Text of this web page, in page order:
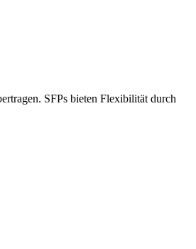
SFPs bieten Flexibilität durch